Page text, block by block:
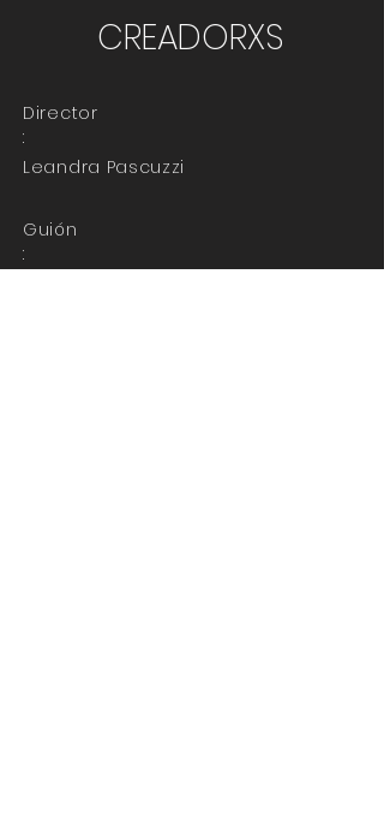
CREADORXS
Director
:
Leandra Pascuzzi
Guión
: